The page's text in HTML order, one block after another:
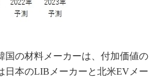
の材料メーカーは、付加価値の
日本のLIBメーカーと北米EVメー